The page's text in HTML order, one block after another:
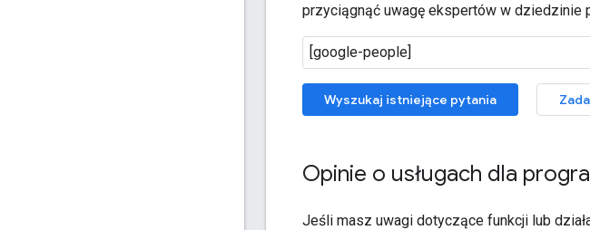
przyciągnąć uwagę ekspertów w dziedzinie
Wyszukaj istniejące pytania
Opinie o usługach dla
Jeśli masz uwagi dotyczące funkcji lub